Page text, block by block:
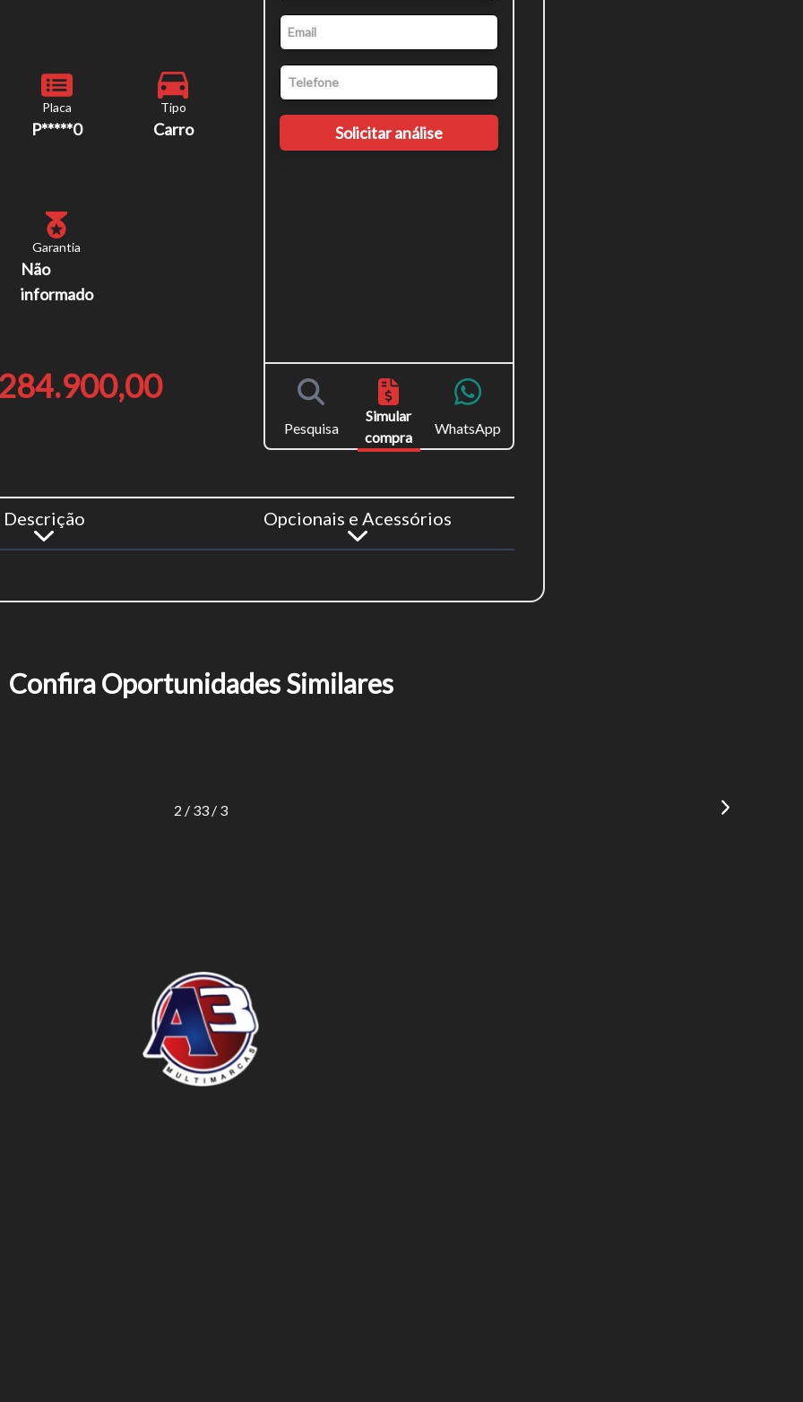
ou diminuir a fonte em nosso site, utilize os atalhos Ctrl+ (para
e Ctrl- (para diminuir) no seu teclado.
Fechar
Placa
P*****0
Tipo
Carro
Garantia
Não
informado
Pesquisa
Simular
compra
WhatsApp
Descrição Opcionais e Acessórios
Confira Oportunidades Similares
2 / 33 / 3